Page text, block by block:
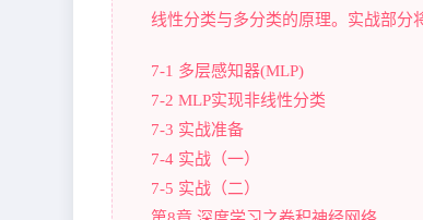
线性分类与多分类的原理。实战部分
7-1 多层感知器(MLP)
7-2 MLP实现非线性分类
7-3 实战准备
7-4 实战（一）
7-5 实战（二）